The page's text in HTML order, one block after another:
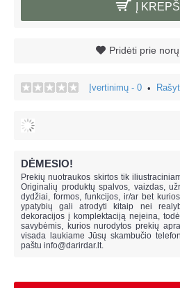
Į
Pridėti prie
Įvertinimų - 0 •
DĖMESIO!
Prekių nuotraukos skirtos tik
Originalių produktų spalvos, vaizdas,
dydžiai, formos, funkcijos, ir/ar bet
ypatybių gali atrodyti kitaip nei
dekoracijos į komplektaciją neįeina,
savybėmis, kurios nurodytos prekių
visada laukiame Jūsų skambučio
paštu info@darirdar.lt.